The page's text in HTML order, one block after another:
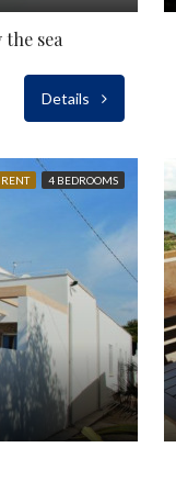
sea
Details
RENT 4 BEDROOMS